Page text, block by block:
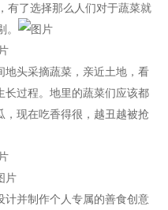
有了选择那么人们对于蔬菜就
头采摘蔬菜，亲近土地，看
过程。地里的蔬菜们应该都
现在吃香得很，越丑越被抢
并制作个人专属的善食创意